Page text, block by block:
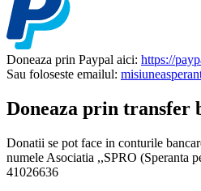
Doneaza prin Paypal aici: https://
Sau foloseste emailul:
Doneaza prin transfer
Donatii se pot face in conturile
numele Asociatia ,,SPRO (Speranta
41026636